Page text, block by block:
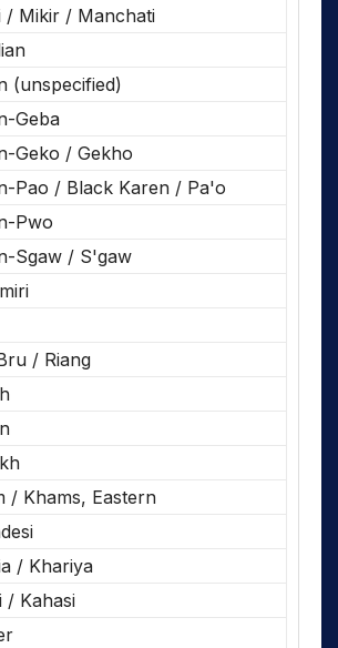
/ Mikir / Manchati
(unspecified)
Geba
Geko / Gekho
Pao / Black Karen / Pa'o
Pwo
Sgaw / S'gaw
/ Riang
/ Khams, Eastern
/ Khariya
/ Kahasi